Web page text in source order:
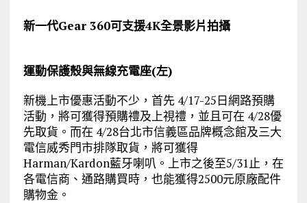
新一代Gear 360可支援4K全景影片拍攝
運動保護殼與無線充電座(左)
新機上市優惠活動不少，首先 4/17-25日網路預購
活動，將可獲得預購禮及上視禮，並且可在 4/28優
先取貨。而在 4/28台北市信義區品牌概念館及三大
電信威秀門市排隊取貨，將可獲得
Harman/Kardon藍牙喇叭。上市之後至5/31止，在
各電信商、通路購買時，也能獲得2500元原廠配件
購物金。